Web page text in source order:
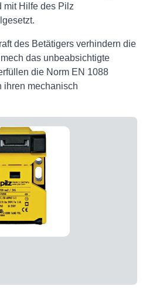
mit Hilfe des Pilz
des Betätigers verhindern die
das unbeabsichtigte
die Norm EN 1088
ihren mechanisch